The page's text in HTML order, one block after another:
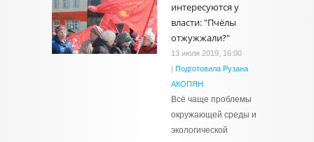
интересуются у
власти: "Пчёлы
отжужжали?"
13 июля 2019, 16:00
| Подготовила Рузана
АКОПЯН
Всё чаще проблемы
окружающей среды и
экологической